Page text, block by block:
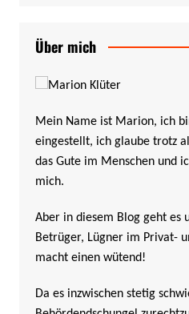
Über mich
Mein Name ist Marion, ich
eingestellt, ich glaube trotz
das Gute im Menschen und
mich.
Aber in diesem Blog geht es
Betrüger, Lügner im Privat-
macht einen wütend!
Da es inzwischen stetig